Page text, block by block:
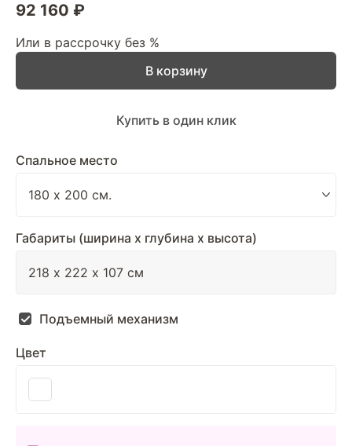
92 160 ₽
Или в рассрочку без %
Спальное место
Габариты (ширина х глубина х высота)
Подъемный механизм
Цвет
В корзину
Купить в один клик